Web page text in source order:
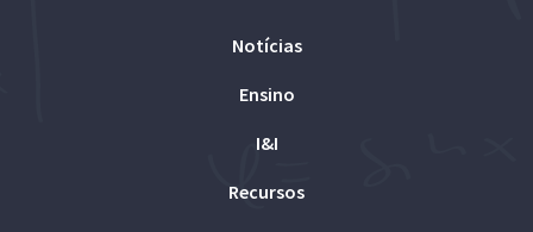
Notícias
Ensino
I&I
Recursos